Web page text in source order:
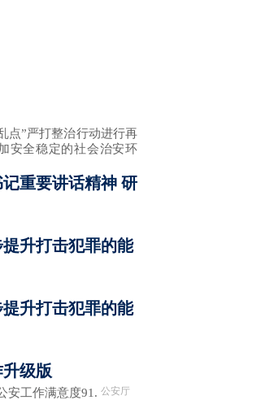
点”严打整治行动进行再
安全稳定的社会治安环
重要讲话精神 研
升打击犯罪的能
升打击犯罪的能
级版
安工作满意度91. 公安厅